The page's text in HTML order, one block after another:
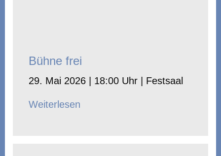
Bühne frei
29. Mai 2026 | 18:00 Uhr | Festsaal
Weiterlesen